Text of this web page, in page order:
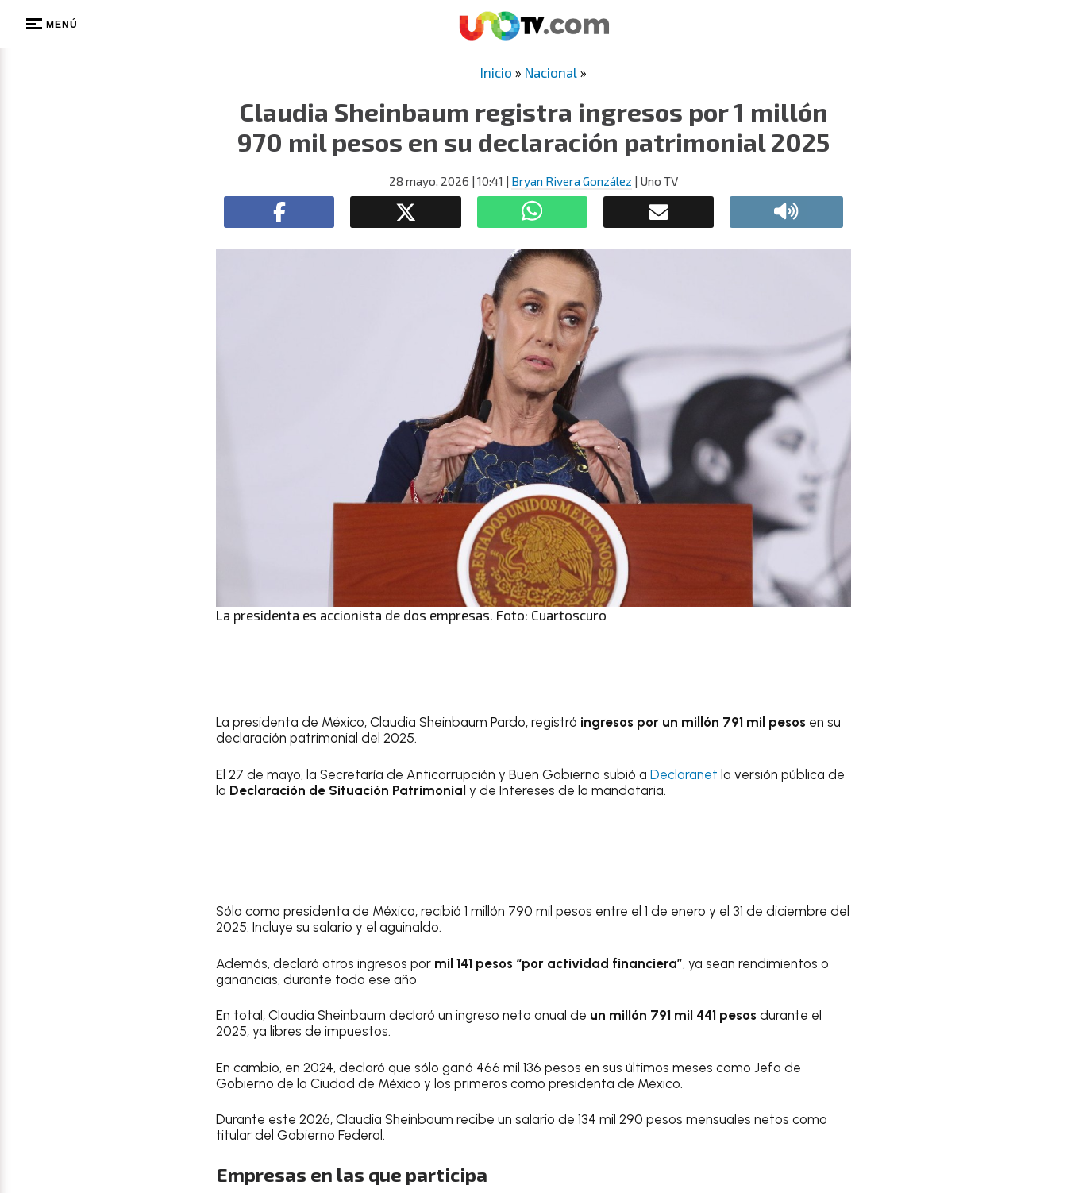
MENÚ
Inicio » Nacional »
Claudia Sheinbaum registra ingresos por 1 millón
970 mil pesos en su declaración patrimonial 2025
28 mayo, 2026 | 10:41 | Bryan Rivera González | Uno TV
La presidenta es accionista de dos empresas. Foto: Cuartoscuro
La presidenta de México, Claudia Sheinbaum Pardo, registró ingresos por un millón 791 mil pesos en su
declaración patrimonial del 2025.
El 27 de mayo, la Secretaría de Anticorrupción y Buen Gobierno subió a Declaranet la versión pública de
la Declaración de Situación Patrimonial y de Intereses de la mandataria.
Sólo como presidenta de México, recibió 1 millón 790 mil pesos entre el 1 de enero y el 31 de diciembre del
2025. Incluye su salario y el aguinaldo.
Además, declaró otros ingresos por mil 141 pesos “por actividad financiera”, ya sean rendimientos o
ganancias, durante todo ese año
En total, Claudia Sheinbaum declaró un ingreso neto anual de un millón 791 mil 441 pesos durante el
2025, ya libres de impuestos.
En cambio, en 2024, declaró que sólo ganó 466 mil 136 pesos en sus últimos meses como Jefa de
Gobierno de la Ciudad de México y los primeros como presidenta de México.
Durante este 2026, Claudia Sheinbaum recibe un salario de 134 mil 290 pesos mensuales netos como
titular del Gobierno Federal.
Empresas en las que participa